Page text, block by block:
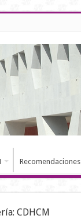
Recomendaciones
CDHCM